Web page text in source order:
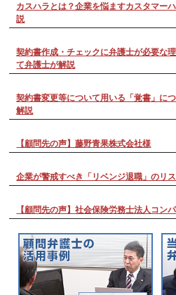
カスハラとは？企業を悩ますカスタマー
説
契約書作成・チェックに弁護士が必要な
て弁護士が解説
契約書変更等について用いる「覚書」に
解説
【顧問先の声】藤野青果株式会社様
企業が警戒すべき「リベンジ退職」のリ
【顧問先の声】社会保険労務士法人コン